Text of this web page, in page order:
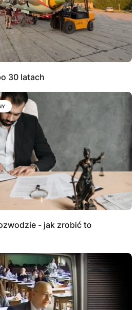
30 latach
- jak zrobić to